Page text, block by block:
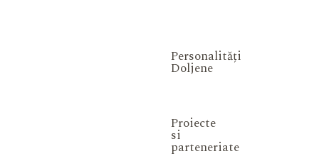
Personalități
Doljene
Proiecte
si
parteneriate